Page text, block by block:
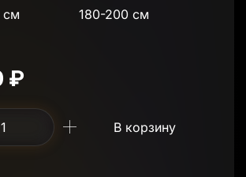
см 180-200 см
₽
В корзину